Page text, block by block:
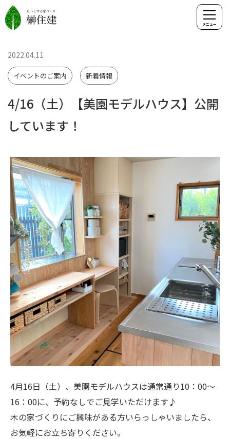
4/16（土）【美園モデルハウス】公開
しています！
2022.04.11
イベントのご案内 新着情報
4月16日（土）、美園モデルハウスは通常通り10：00～
16：00に、予約なしでご見学いただけます♪
木の家づくりにご興味がある方いらっしゃいましたら、
お気軽にお立ち寄りください。